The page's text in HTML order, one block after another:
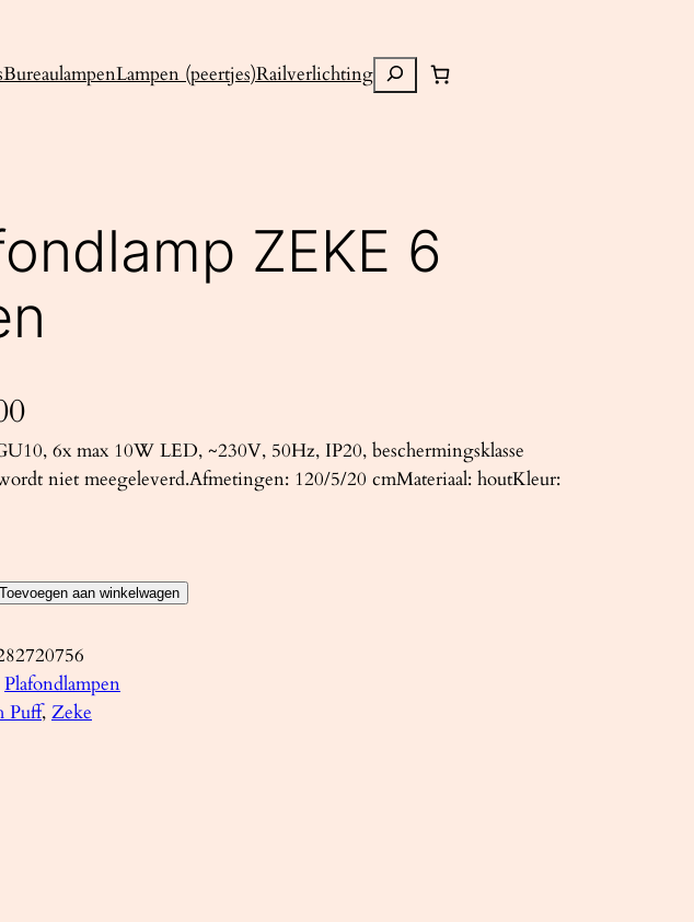
BureaulampenLampen (peertjes)RailverlichtingZoeken
ZEKE 6
6x max 10W LED, ~230V, 50Hz, IP20, beschermingsklasse
niet meegeleverd.Afmetingen: 120/5/20 cmMateriaal: houtKleur:
Toevoegen aan winkelwagen
Plafondlampen
Puff, Zeke